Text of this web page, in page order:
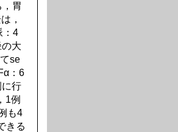
胃
，
：4
大
se
：6
行
1例
も4
きる